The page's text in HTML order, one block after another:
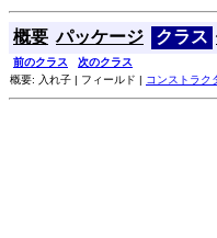
概要 パッケージ クラス
前のクラス
次のクラス
概要: 入れ子 | フィールド | コンストラク